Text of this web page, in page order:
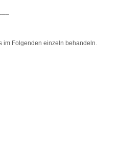
im Folgenden einzeln behandeln.